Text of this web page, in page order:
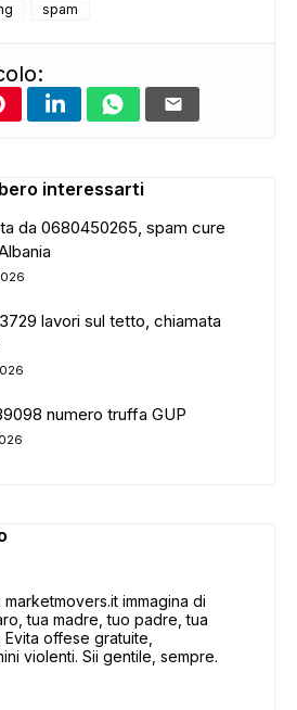
spam
interessarti
da 0680450265, spam cure
lavori sul tetto, chiamata
numero truffa GUP
immagina di
tua madre, tuo padre, tua
offese gratuite,
violenti. Sii gentile, sempre.